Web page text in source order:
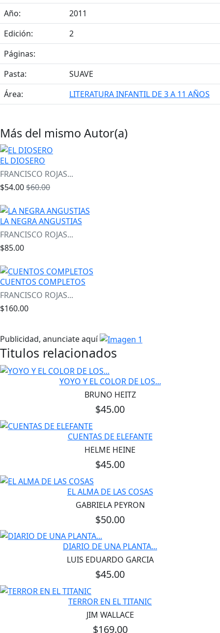
Año:
2011
Edición:
2
Páginas:
Pasta:
SUAVE
Área:
LITERATURA INFANTIL DE 3 A 11 AÑOS
Más del mismo Autor(a)
EL DIOSERO
FRANCISCO ROJAS...
$54.00$60.00
LA NEGRA ANGUSTIAS
FRANCISCO ROJAS...
$85.00
CUENTOS COMPLETOS
FRANCISCO ROJAS...
$160.00
Publicidad, anunciate aquí
Titulos relacionados
YOYO Y EL COLOR DE LOS...
BRUNO HEITZ
$45.00
CUENTAS DE ELEFANTE
HELME HEINE
$45.00
EL ALMA DE LAS COSAS
GABRIELA PEYRON
$50.00
DIARIO DE UNA PLANTA...
LUIS EDUARDO GARCIA
$45.00
TERROR EN EL TITANIC
JIM WALLACE
$169.00